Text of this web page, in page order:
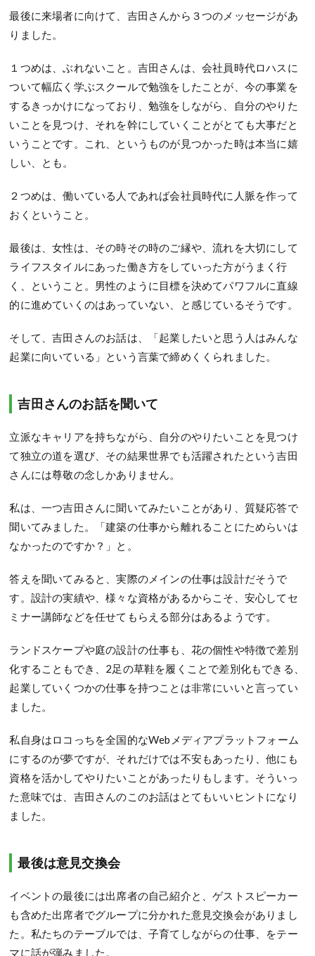
最後に来場者に向けて、吉田さんから３つのメッセージがあ
りました。
１つめは、ぶれないこと。吉田さんは、会社員時代ロハスに
ついて幅広く学ぶスクールで勉強をしたことが、今の事業を
するきっかけになっており、勉強をしながら、自分のやりた
いことを見つけ、それを幹にしていくことがとても大事だと
いうことです。これ、というものが見つかった時は本当に嬉
しい、とも。
２つめは、働いている人であれば会社員時代に人脈を作って
おくということ。
最後は、女性は、その時その時のご縁や、流れを大切にして
ライフスタイルにあった働き方をしていった方がうまく行
く、ということ。男性のように目標を決めてパワフルに直線
的に進めていくのはあっていない、と感じているそうです。
そして、吉田さんのお話は、「起業したいと思う人はみんな
起業に向いている」という言葉で締めくくられました。
吉田さんのお話を聞いて
立派なキャリアを持ちながら、自分のやりたいことを見つけ
て独立の道を選び、その結果世界でも活躍されたという吉田
さんには尊敬の念しかありません。
私は、一つ吉田さんに聞いてみたいことがあり、質疑応答で
聞いてみました。「建築の仕事から離れることにためらいは
なかったのですか？」と。
答えを聞いてみると、実際のメインの仕事は設計だそうで
す。設計の実績や、様々な資格があるからこそ、安心してセ
ミナー講師などを任せてもらえる部分はあるようです。
ランドスケープや庭の設計の仕事も、花の個性や特徴で差別
化することもでき、2足の草鞋を履くことで差別化もできる、
起業していくつかの仕事を持つことは非常にいいと言ってい
ました。
私自身はロコっちを全国的なWebメディアプラットフォーム
にするのが夢ですが、それだけでは不安もあったり、他にも
資格を活かしてやりたいことがあったりもします。そういっ
た意味では、吉田さんのこのお話はとてもいいヒントになり
ました。
最後は意見交換会
イベントの最後には出席者の自己紹介と、ゲストスピーカー
も含めた出席者でグループに分かれた意見交換会がありまし
た。私たちのテーブルでは、子育てしながらの仕事、をテー
マに話が弾みました。